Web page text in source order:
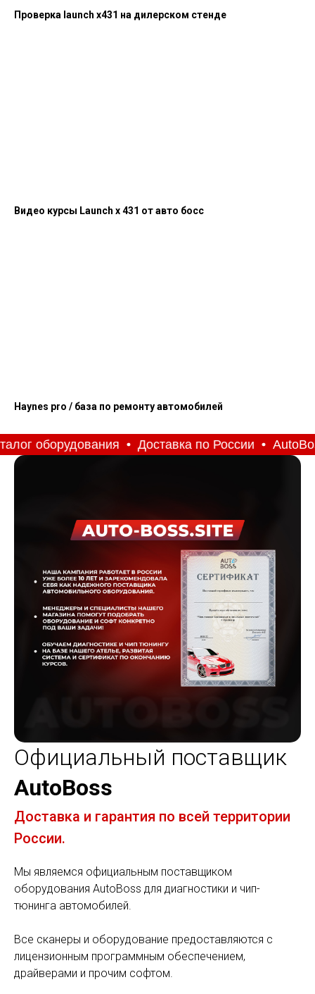
Проверка launch x431 на дилерском стенде
Видео курсы Launch x 431 от авто босс
Haynes pro / база по ремонту автомобилей
оборудования Доставка по России AutoBoss
Официальный поставщик
AutoBoss
Доставка и гарантия по всей территории
России.
Мы являемся официальным поставщиком
оборудования AutoBoss для диагностики и чип-
тюнинга автомобилей.
Все сканеры и оборудование предоставляются с
лицензионным программным обеспечением,
драйверами и прочим софтом.